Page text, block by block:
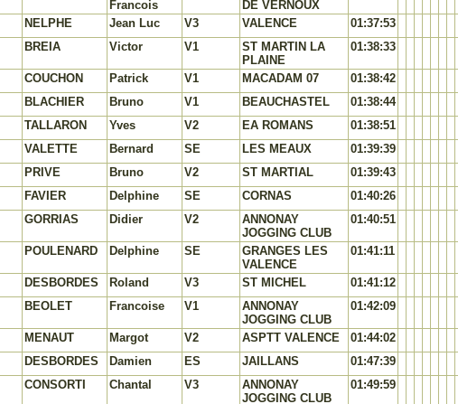
Francois
DE VERNOUX
NELPHE Jean Luc V3 VALENCE
01:37:53
BREIA Victor V1
ST MARTIN LA
PLAINE
01:38:33
COUCHON Patrick V1 MACADAM 07
01:38:42
BLACHIER Bruno V1 BEAUCHASTEL
01:38:44
TALLARON Yves V2 EA ROMANS
01:38:51
VALETTE Bernard SE LES MEAUX
01:39:39
PRIVE Bruno V2 ST MARTIAL
01:39:43
FAVIER Delphine SE CORNAS
01:40:26
GORRIAS Didier V2
ANNONAY
JOGGING CLUB
01:40:51
POULENARD Delphine SE
GRANGES LES
VALENCE
01:41:11
DESBORDES Roland V3 ST MICHEL
01:41:12
BEOLET Francoise V1
ANNONAY
JOGGING CLUB
01:42:09
MENAUT Margot V2 ASPTT VALENCE
01:44:02
DESBORDES Damien ES JAILLANS
01:47:39
CONSORTI Chantal V3
ANNONAY
JOGGING CLUB
01:49:59